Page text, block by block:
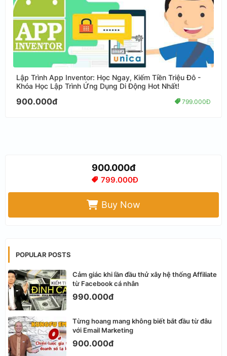
Lập Trình App Inventor: Học Ngay, Kiếm Tiền Triệu Đô -
Khóa Học Lập Trình Ứng Dụng Di Động Hot Nhất!
900.000đ 799.000Đ
900.000đ
799.000Đ
Buy Now
POPULAR POSTS
Cảm giác khi lần đầu thử xây hệ thống Affiliate
từ Facebook cá nhân
990.000đ
Từng hoang mang không biết bắt đầu từ đâu
với Email Marketing
900.000đ